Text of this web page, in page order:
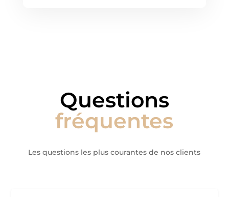
Questions
fréquentes
Les questions les plus courantes de nos clients